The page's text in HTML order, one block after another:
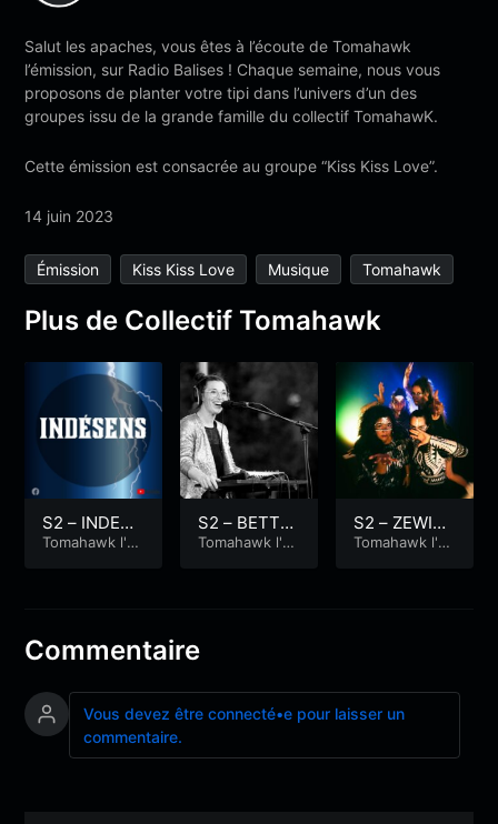
Salut les apaches, vous êtes à l’écoute de Tomahawk
l’émission, sur Radio Balises ! Chaque semaine, nous vous
proposons de planter votre tipi dans l’univers d’un des
groupes issu de la grande famille du collectif TomahawK.
Cette émission est consacrée au groupe “Kiss Kiss Love”.
14 juin 2023
Émission Kiss Kiss Love Musique Tomahawk
Plus de Collectif Tomahawk
S2 – INDESE
NS – Tomah
Tomahawk l'é
S2 – BETTY
LOOP – Tom
Tomahawk l'é
S2 – ZEWIT
CHES – Tom
Tomahawk l'é
Commentaire
Vous devez être connecté•e pour laisser un
commentaire.